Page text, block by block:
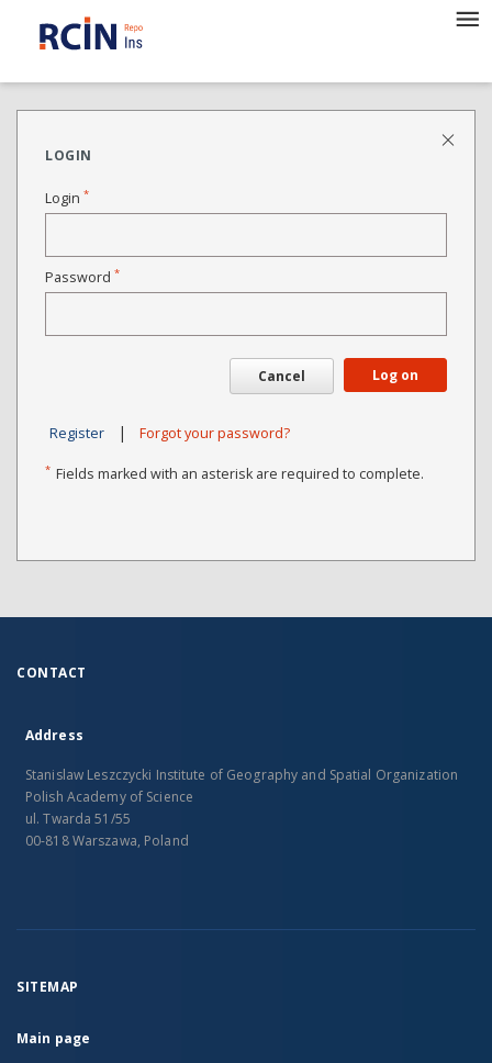
LOGIN
Login *
Password *
Cancel Log on
Register | Forgot your password?
* Fields marked with an asterisk are required to complete.
CONTACT
Address
Stanislaw Leszczycki Institute of Geography and Spatial Organization
Polish Academy of Science
ul. Twarda 51/55
00-818 Warszawa, Poland
SITEMAP
Main page